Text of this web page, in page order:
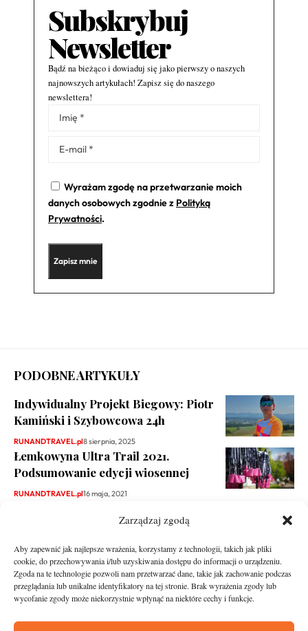
Zarządzaj zgodą
Aby zapewnić jak najlepsze wrażenia, korzystamy z technologii, takich jak pliki
cookie, do przechowywania i/lub uzyskiwania dostępu do informacji o urządzeniu.
Zgoda na te technologie pozwoli nam przetwarzać dane, takie jak zachowanie podczas
przeglądania lub unikalne identyfikatory na tej stronie. Brak wyrażenia zgody lub
wycofanie zgody może niekorzystnie wpłynąć na niektóre cechy i funkcje.
Subskrybuj
Newsletter
Bądź na bieżąco i dowiaduj się jako pierwszy o naszych
najnowszych artykułach! Zapisz się do naszego
newslettera!
Wyrażam zgodę na przetwarzanie moich
danych osobowych zgodnie z Polityką
Prywatności.
Alternative:
PODOBNE ARTYKUŁY
Indywidualny Projekt Biegowy: Piotr
Kamiński i Szybowcowa 24h
RUNANDTRAVEL.pl8 sierpnia, 2025
Łemkowyna Ultra Trail 2021.
Podsumowanie edycji wiosennej
RUNANDTRAVEL.pl16 maja, 2021